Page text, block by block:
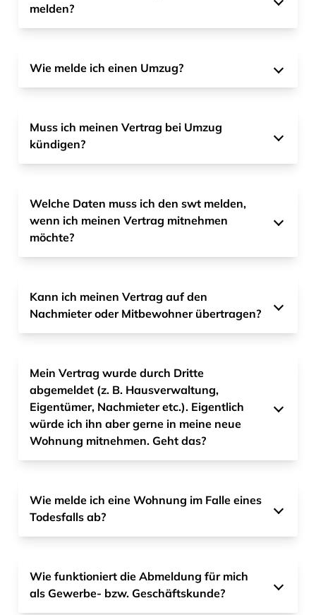
melden?
Wie melde ich einen Umzug?
Muss ich meinen Vertrag bei Umzug
kündigen?
Welche Daten muss ich den swt melden,
wenn ich meinen Vertrag mitnehmen
möchte?
Kann ich meinen Vertrag auf den
Nachmieter oder Mitbewohner übertragen?
Mein Vertrag wurde durch Dritte
abgemeldet (z. B. Hausverwaltung,
Eigentümer, Nachmieter etc.). Eigentlich
würde ich ihn aber gerne in meine neue
Wohnung mitnehmen. Geht das?
Wie melde ich eine Wohnung im Falle eines
Todesfalls ab?
Wie funktioniert die Abmeldung für mich
als Gewerbe- bzw. Geschäftskunde?